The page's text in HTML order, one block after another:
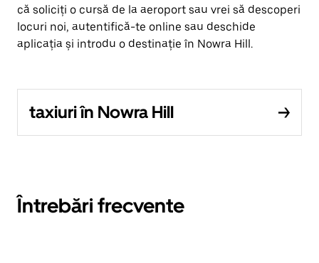
că soliciți o cursă de la aeroport sau vrei să descoperi
locuri noi, autentifică-te online sau deschide
aplicația și introdu o destinație în Nowra Hill.
taxiuri în Nowra Hill
Întrebări frecvente